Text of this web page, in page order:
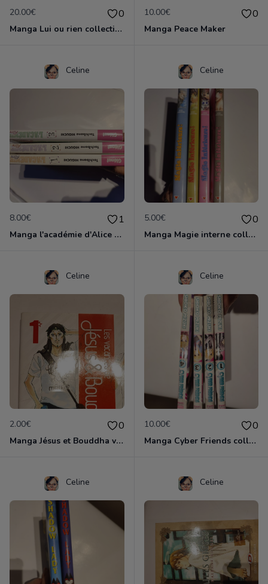
20.00€ 0
Manga Lui ou rien collection complète
10.00€ 0
Manga Peace Maker
Celine
8.00€ 1
Manga l'académie d'Alice 3 vol
Celine
5.00€ 0
Manga Magie interne collection complète
Celine
2.00€ 0
Manga Jésus et Bouddha vol 1
Celine
10.00€ 0
Manga Cyber Friends collection complète
Celine Celine